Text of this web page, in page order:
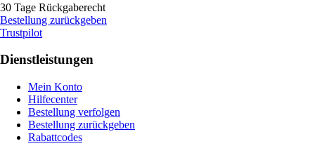
30 Tage Rückgaberecht
Bestellung zurückgeben
Trustpilot
Dienstleistungen
Mein Konto
Hilfecenter
Bestellung verfolgen
Bestellung zurückgeben
Rabattcodes